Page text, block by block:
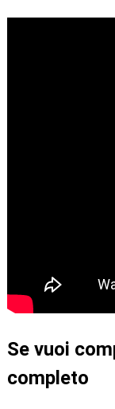
Se vuoi
completo